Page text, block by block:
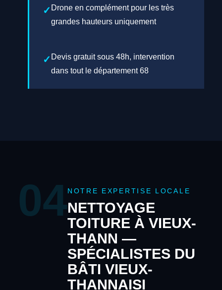
Drone en complément pour les très
grandes hauteurs uniquement
Devis gratuit sous 48h, intervention
dans tout le département 68
04NOTRE EXPERTISE LOCALE
NETTOYAGE
TOITURE À VIEUX-
THANN —
SPÉCIALISTES DU
BÂTI VIEUX-
THANNAISI